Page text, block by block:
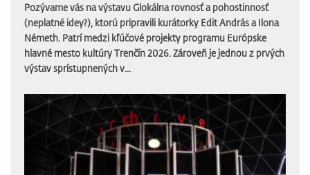
Pozývame vás na výstavu Glokálna rovnosť a pohostinnosť
(neplatné idey?), ktorú pripravili kurátorky Edit András a Ilona
Németh. Patrí medzi kľúčové projekty programu Európske
hlavné mesto kultúry Trenčín 2026. Zároveň je jednou z prvých
výstav sprístupnených v...